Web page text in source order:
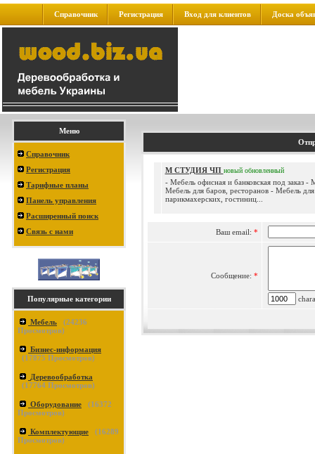
Справочник Регистрация Вход для клиентов Доска
Меню
Справочник
Регистрация
Тарифные планы
Панель управления
Расширенный поиск
Связь с нами
Популярные категории
Мебель (24236
Просмотров)
Бизнес-информация
(17875 Просмотров)
Деревообработка
(17764 Просмотров)
Оборудование (16372
Просмотров)
Комплектующие (16289
Просмотров)
М СТУДИЯ ЧП новый обновленный
- Мебель офисная и банковская под заказ -
Мебель для баров, ресторанов - Мебель для
парикмахерских, гостиниц...
Ваш email: *
Сообщение: *